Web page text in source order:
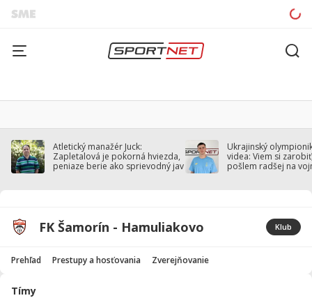
Atletický manažér Juck:
Zapletalová je pokorná hviezda,
peniaze berie ako sprievodný jav
Ukrajinský
videa: Viem si
pošlem radšej na
FK Šamorín - Hamuliakovo Klub
Prehľad Prestupy a hosťovania Zverejňovanie
Tímy